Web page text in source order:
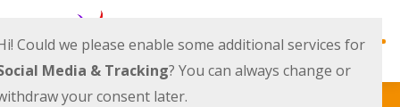
Could we please enable some additional services for
Media & Tracking? You can always change or
your consent later.